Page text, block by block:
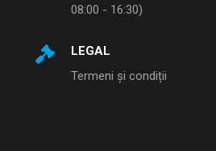
08:00 - 16:30)
LEGAL
Termeni și condiții